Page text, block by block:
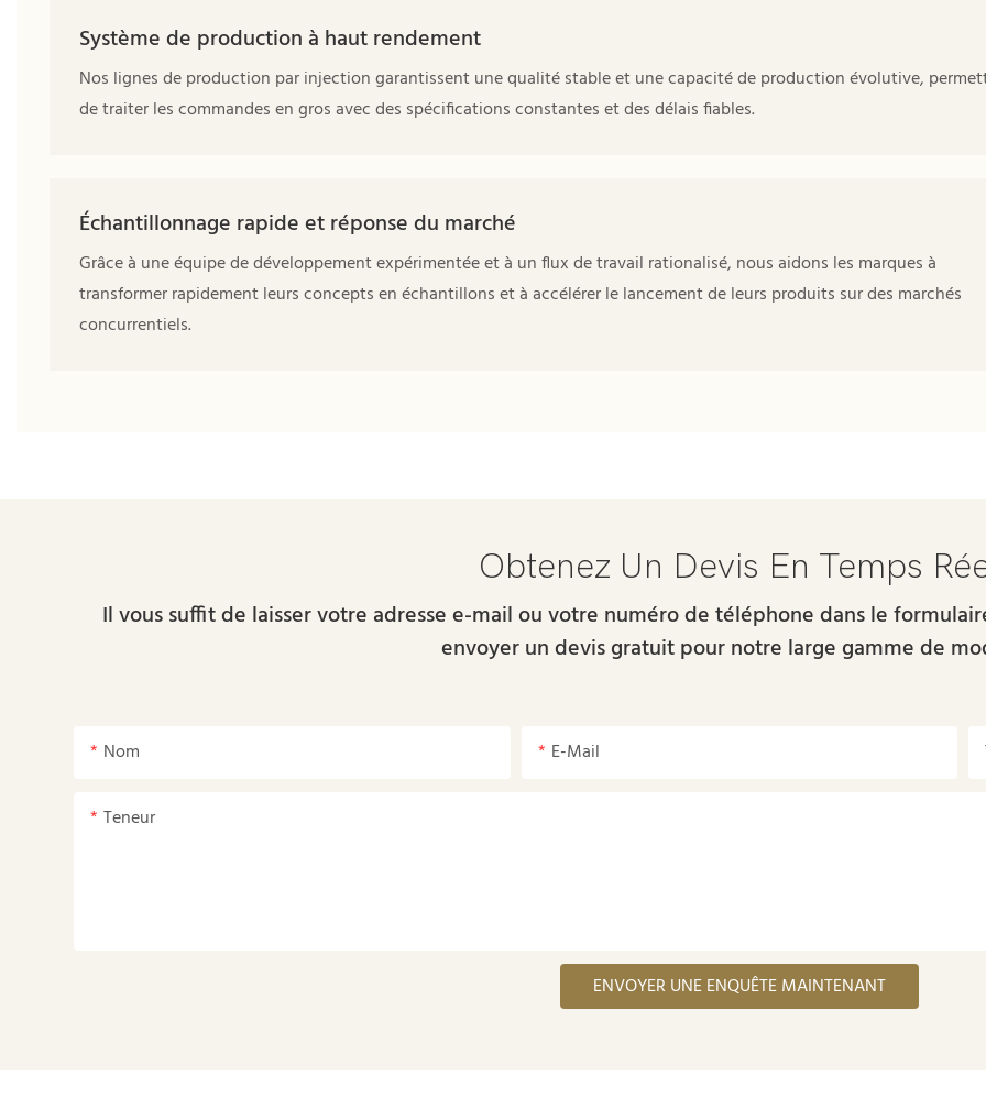
Système de production à haut rendement
Nos lignes de production par injection garantissent une qualité stable et une capacité de production évolutive,
de traiter les commandes en gros avec des spécifications constantes et des délais fiables.
Échantillonnage rapide et réponse du marché
Grâce à une équipe de développement expérimentée et à un flux de travail rationalisé, nous aidons les marques à
transformer rapidement leurs concepts en échantillons et à accélérer le lancement de leurs produits sur des marchés
concurrentiels.
Obtenez Un Devis En Temps
Il vous suffit de laisser votre adresse e-mail ou votre numéro de téléphone dans le
envoyer un devis gratuit pour notre large gamme de
Nom E-Mail
Teneur
ENVOYER UNE ENQUÊTE MAINTENANT